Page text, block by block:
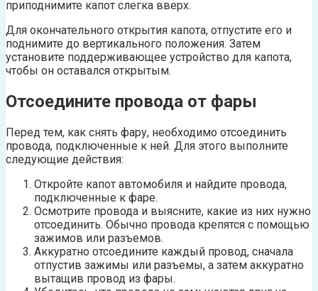
приподнимите капот слегка вверх.
Для окончательного открытия капота, отпустите его и
поднимите до вертикального положения. Затем
установите поддерживающее устройство для капота,
чтобы он оставался открытым.
Отсоедините провода от фары
Перед тем, как снять фару, необходимо отсоединить
провода, подключенные к ней. Для этого выполните
следующие действия:
Откройте капот автомобиля и найдите провода,
подключенные к фаре.
Осмотрите провода и выясните, какие из них нужно
отсоединить. Обычно провода крепятся с помощью
зажимов или разъемов.
Аккуратно отсоедините каждый провод, сначала
отпустив зажимы или разъемы, а затем аккуратно
вытащив провод из фары.